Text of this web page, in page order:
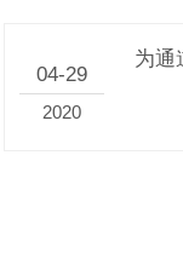
04-29
2020
为通